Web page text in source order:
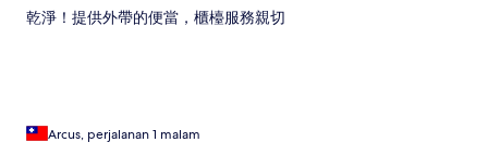
乾淨！提供外帶的便當，櫃檯服務親切
Arcus, perjalanan 1 malam